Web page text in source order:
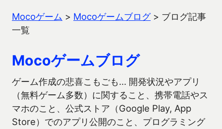
Mocoゲーム > Mocoゲームブログ> ブログ記事
一覧
Mocoゲームブログ
ゲーム作成の悲喜こもごも… 開発状況やアプリ
（無料ゲーム多数）に関すること、携帯電話やス
マホのこと、公式ストア（Google Play, App
Store）でのアプリ公開のこと、プログラミング